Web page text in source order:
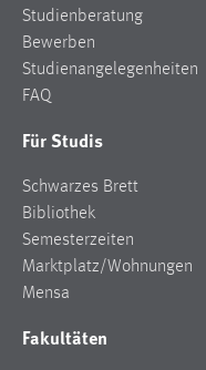
Studienberatung
Bewerben
Studienangelegenheiten
FAQ
Für Studis
Schwarzes Brett
Bibliothek
Semesterzeiten
Marktplatz/Wohnungen
Mensa
Fakultäten
Login
Name:
Zweck:
einloggen zu können.
Cookie Laufzeit:
24 Stunden
STATISTIK